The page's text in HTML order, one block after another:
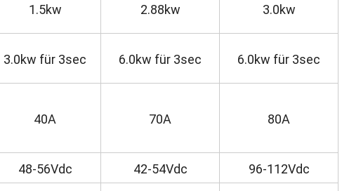
1.5kw 2.88kw 3.0kw
3.0kw für 3sec 6.0kw für 3sec 6.0kw für 3sec
40A 70A 80A
48-56Vdc 42-54Vdc 96-112Vdc